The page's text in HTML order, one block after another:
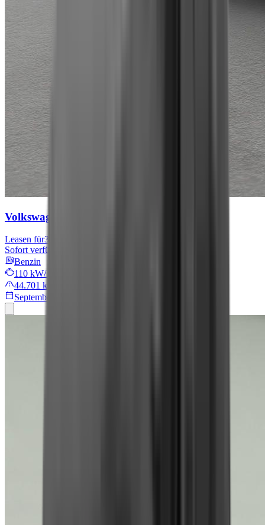
Volkswagen Tiguan
Leasen für301 € mtl.
Sofort verfügbar
Benzin
110 kW/149 PS
44.701 km
September 2024